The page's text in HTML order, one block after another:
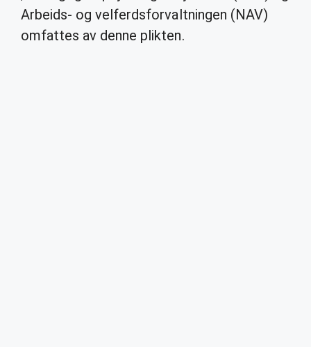
Arbeids- og velferdsforvaltningen (NAV)
omfattes av denne plikten.